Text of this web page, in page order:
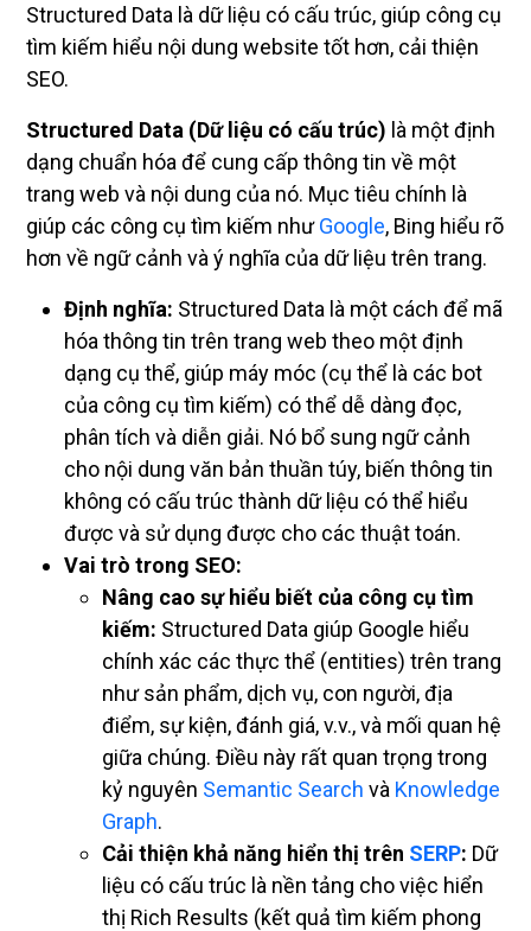
Structured Data là dữ liệu có cấu trúc, giúp công cụ
tìm kiếm hiểu nội dung website tốt hơn, cải thiện
SEO.
Structured Data (Dữ liệu có cấu trúc) là một định
dạng chuẩn hóa để cung cấp thông tin về một
trang web và nội dung của nó. Mục tiêu chính là
giúp các công cụ tìm kiếm nhưGoogle, Bing hiểu rõ
hơn về ngữ cảnh và ý nghĩa của dữ liệu trên trang.
Định nghĩa: Structured Data là một cách để mã
hóa thông tin trên trang web theo một định
dạng cụ thể, giúp máy móc (cụ thể là các bot
của công cụ tìm kiếm) có thể dễ dàng đọc,
phân tích và diễn giải. Nó bổ sung ngữ cảnh
cho nội dung văn bản thuần túy, biến thông tin
không có cấu trúc thành dữ liệu có thể hiểu
được và sử dụng được cho các thuật toán.
Vai trò trong SEO:
Nâng cao sự hiểu biết của công cụ tìm
kiếm: Structured Data giúp Google hiểu
chính xác các thực thể (entities) trên trang
như sản phẩm, dịch vụ, con người, địa
điểm, sự kiện, đánh giá, v.v., và mối quan hệ
giữa chúng. Điều này rất quan trọng trong
kỷ nguyên Semantic Search và Knowledge
Graph.
Cải thiện khả năng hiển thị trên SERP: Dữ
liệu có cấu trúc là nền tảng cho việc hiển
thị Rich Results (kết quả tìm kiếm phong